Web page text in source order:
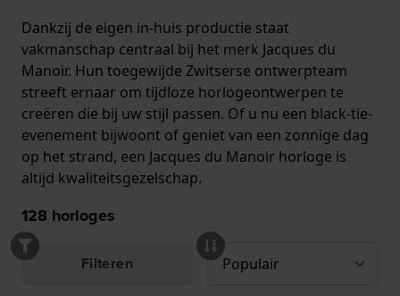
Dankzij de eigen in-huis productie staat
vakmanschap centraal bij het merk Jacques du
Manoir. Hun toegewijde Zwitserse ontwerpteam
streeft ernaar om tijdloze horlogeontwerpen te
creëren die bij uw stijl passen. Of u nu een black-tie-
evenement bijwoont of geniet van een zonnige dag
op het strand, een Jacques du Manoir horloge is
altijd kwaliteitsgezelschap.
128 horloges
Filteren